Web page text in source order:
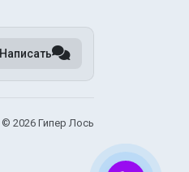
Написать
© 2026 Гипер Лось